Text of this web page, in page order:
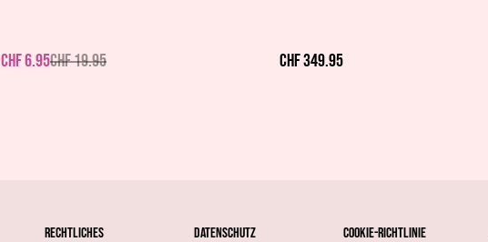
CHF 6.95CHF 19.95 CHF 349.95
Rechtliches Datenschutz Cookie-Richtlinie